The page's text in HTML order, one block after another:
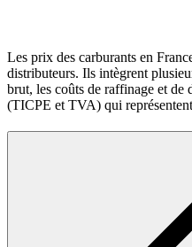
Les prix des carburants en
distributeurs. Ils intègrent
brut, les coûts de raffinage et de
(TICPE et TVA) qui